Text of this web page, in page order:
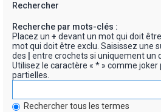
Rechercher
Recherche par mots-clés :
Placez un + devant un mot qui doit
mot qui doit être exclu. Saisissez une
des
entre crochets si uniquement un
Utilisez le caractère « * » comme joker
partielles.
Rechercher tous les termes